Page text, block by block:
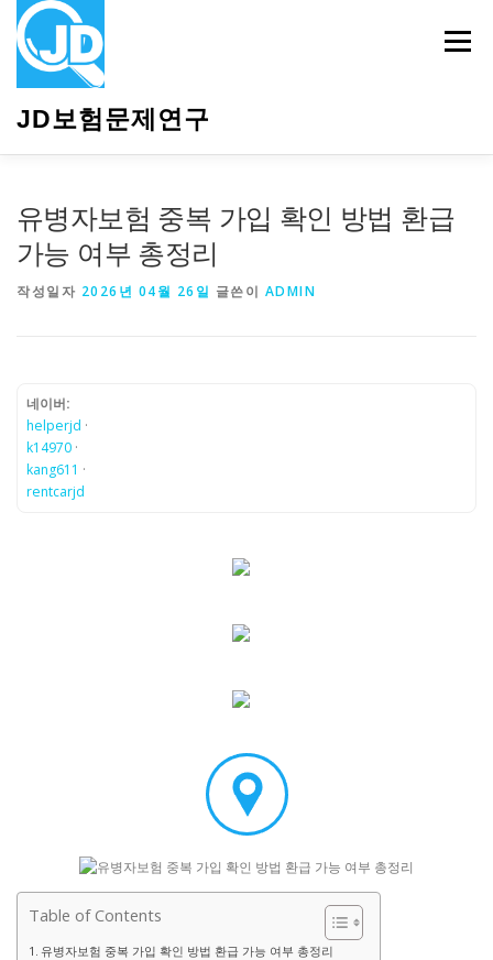
JD보험문제연구
메뉴
유병자보험 중복 가입 확인 방법 환급
가능 여부 총정리
작성일자 2026년 04월 26일 글쓴이 ADMIN
네이버:
helperjd ·
k14970 ·
kang611 ·
rentcarjd
Table of Contents
유병자보험 중복 가입 확인 방법 환급 가능 여부 총정리